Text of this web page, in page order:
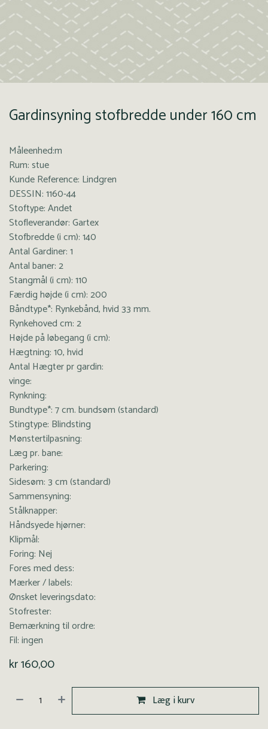
Gardinsyning stofbredde under 160 cm
Måleenhed:m
Rum: stue
Kunde Reference: Lindgren
DESSIN: 1160-44
Stoftype: Andet
Stofleverandør: Gartex
Stofbredde (i cm): 140
Antal Gardiner: 1
Antal baner: 2
Stangmål (i cm): 110
Færdig højde (i cm): 200
Båndtype*: Rynkebånd, hvid 33 mm.
Rynkehoved cm: 2
Højde på løbegang (i cm):
Hægtning: 10, hvid
Antal Hægter pr gardin:
vinge:
Rynkning:
Bundtype*: 7 cm. bundsøm (standard)
Stingtype: Blindsting
Mønstertilpasning:
Læg pr. bane:
Parkering:
Sidesøm: 3 cm (standard)
Sammensyning:
Stålknapper:
Håndsyede hjørner:
Klipmål:
Foring: Nej
Fores med dess:
Mærker / labels:
Ønsket leveringsdato:
Stofrester:
Bemærkning til ordre:
Fil: ingen
kr160,00
Læg i kurv